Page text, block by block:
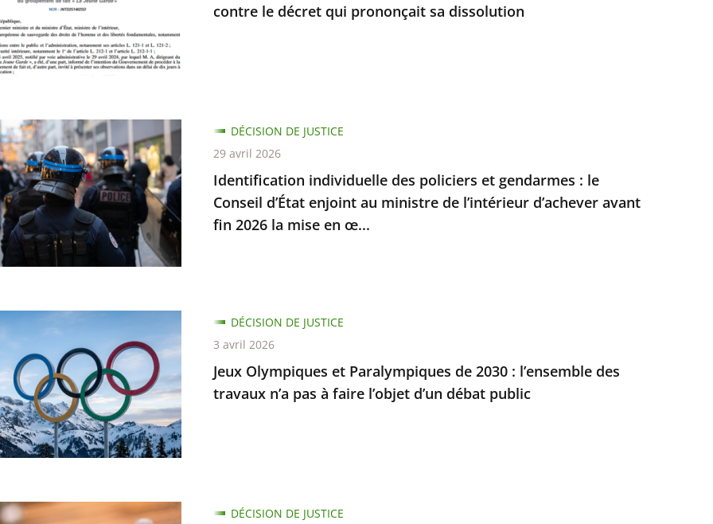
contre le décret qui prononçait sa dissolution
Identification individuelle des policiers et gendarmes : le
Conseil d’État enjoint au ministre de l’intérieur d’achever avant
fin 2026 la mise en œ...
DÉCISION DE JUSTICE
29 avril 2026
Jeux Olympiques et Paralympiques de 2030 : l’ensemble des
travaux n’a pas à faire l’objet d’un débat public
DÉCISION DE JUSTICE
3 avril 2026
DÉCISION DE JUSTICE